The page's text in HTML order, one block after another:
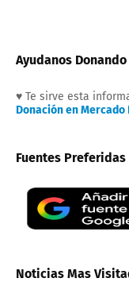
Ayudanos Donando
♥ Te sirve esta
Donación en Mercado
Fuentes Preferidas
Noticias Mas